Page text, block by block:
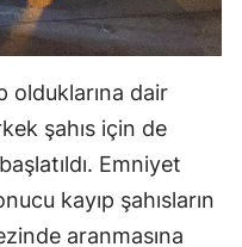
Nevşehir
Niğde
Rize
Sakarya
olduklarına dair
şahıs için de
Emniyet
kayıp şahısların
aranmasına